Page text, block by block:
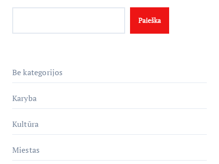
Paieška
Be kategorijos
Karyba
Kultūra
Miestas